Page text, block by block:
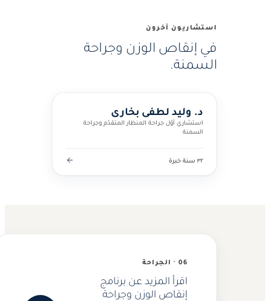
استشاريون آخرون
في إنقاص الوزن وجراحة
السمنة.
د. وليد لطفي بخاري
استشاري أوّل جراحة المنظار المتقدّم وجراحة
اقرأ المزيد عن برنامج
إنقاص الوزن وجراحة